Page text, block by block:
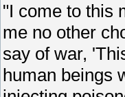
"I come to this
me no other
say of war,
human beings